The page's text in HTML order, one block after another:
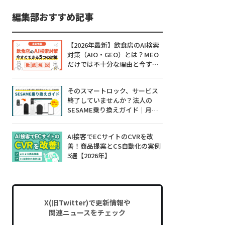
編集部おすすめ記事
【2026年最新】飲食店のAI検索
対策（AIO・GEO）とは？MEO
だけでは不十分な理由と今すぐ
そのスマートロック、サービス
終了していませんか？法人の
SESAME乗り換えガイド｜月額0
AI接客でECサイトのCVRを改
善！商品提案とCS自動化の実例
3選【2026年】
X(旧Twitter)で更新情報や
関連ニュースをチェック